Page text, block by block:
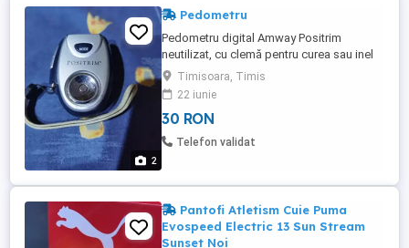
2
Pedometru
Pedometru digital Amway Positrim
neutilizat, cu clemă pentru curea sau inel
de prindere.
Timisoara, Timis
22 iunie
30 RON
Telefon validat
Pantofi Atletism Cuie Puma
Evospeed Electric 13 Sun Stream
Sunset Noi